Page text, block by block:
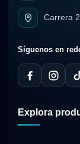
Carrera
Síguenos en
Explora